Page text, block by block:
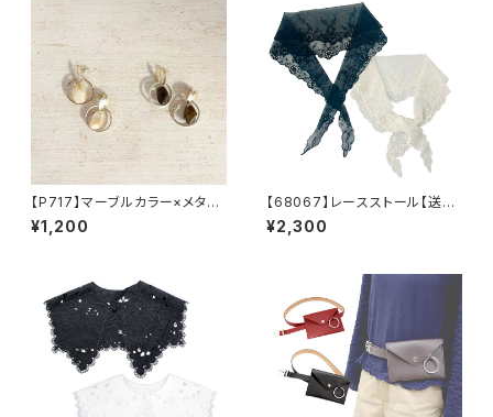
【P717】マーブルカラー×メタル
リングピアス【送料無料】秋カラ
ー 秋ピアス 揺れる レト
タル 秋冬アクセ
¥1,200
【68067】レースストール【送料
無料】三角ストール 羽織 つ
け襟 レイヤード スカーフ
¥2,300